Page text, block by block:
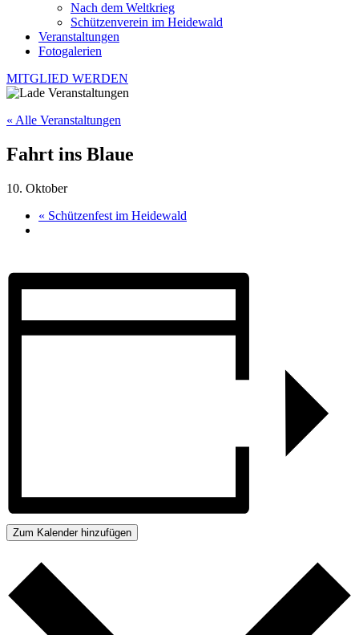
Nach dem Weltkrieg
Schützenverein im Heidewald
Veranstaltungen
Fotogalerien
MITGLIED WERDEN
« Alle Veranstaltungen
Fahrt ins Blaue
10. Oktober
« Schützenfest im Heidewald
Zum Kalender hinzufügen